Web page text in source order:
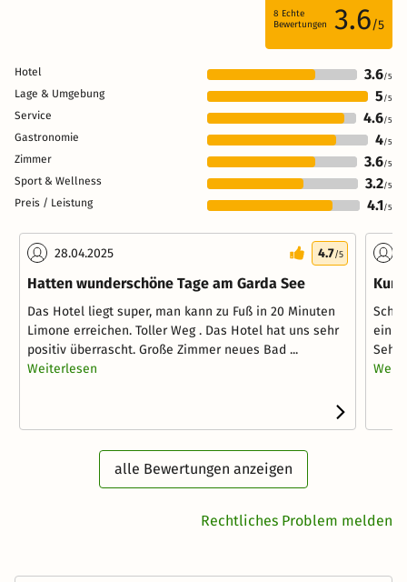
8 Echte
Bewertungen
3.6/5
Hotel 3.6/5
Lage & Umgebung 5 /5
Service 4.6/5
Gastronomie 4/5
Zimmer 3.6/5
Sport & Wellness 3.2/5
Preis / Leistung 4.1/5
28.04.2025 4.7/5
Hatten wunderschöne Tage am Garda See
Das Hotel liegt super, man kann zu Fuß in 20 Minuten
Limone erreichen. Toller Weg . Das Hotel hat uns sehr
positiv überrascht. Große Zimmer neues Bad ...
Weiterlesen
Sehr
alle Bewertungen anzeigen
Rechtliches Problem melden